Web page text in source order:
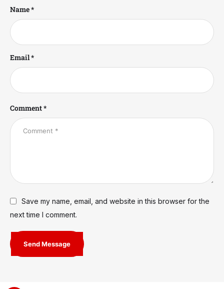
Comment *
Name *
Email *
Save my name, email, and website in this browser for the
next time I comment.
Send Message